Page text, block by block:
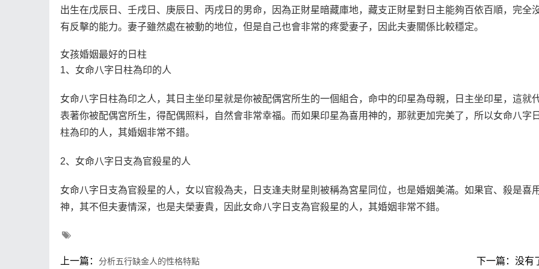
出生在戊辰日、壬戌日、庚辰日、丙戌日的男命，因為正財星暗藏庫地，藏支正財星對日主能夠百依百順，完全
有反擊的能力。妻子雖然處在被動的地位，但是自己也會非常的疼愛妻子，因此夫妻關係比較穩定。
女孩婚姻最好的日柱
1、女命八字日柱為印的人
女命八字日柱為印之人，其日主坐印星就是你被配偶宮所生的一個組合，命中的印星為母親，日主坐印星，這就
表著你被配偶宮所生，得配偶照料，自然會非常幸福。而如果印星為喜用神的，那就更加完美了，所以女命八字日
柱為印的人，其婚姻非常不錯。
2、女命八字日支為官殺星的人
女命八字日支為官殺星的人，女以官殺為夫，日支逢夫財星則被稱為宮星同位，也是婚姻美滿。如果官、殺是喜用
神，其不但夫妻情深，也是夫榮妻貴，因此女命八字日支為官殺星的人，其婚姻非常不錯。
上一篇： 分析五行缺金人的性格特點 下一篇：没有